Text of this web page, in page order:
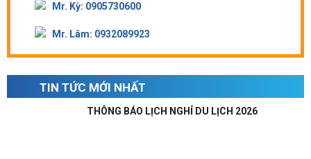
Mr. Kỳ: 0905730600
Mr. Lâm: 0932089923
TIN TỨC MỚI NHẤT
THÔNG BÁO LỊCH NGHỈ DU LỊCH 2026